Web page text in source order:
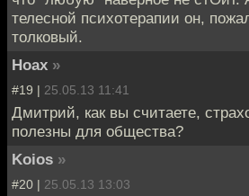
телесной психотерапии он,
толковый.
Hoax »
#19 | 25.05.13 11:41
Дмитрий, как вы считаете,
полезны для общества?
Koios »
#20 | 25.05.13 13:03